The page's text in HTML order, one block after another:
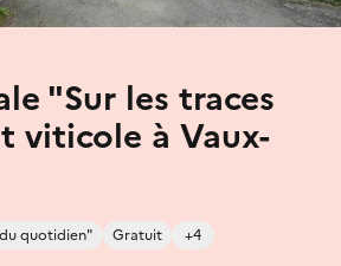
"Sur les traces
viticole à Vaux-
quotidien" Gratuit +4